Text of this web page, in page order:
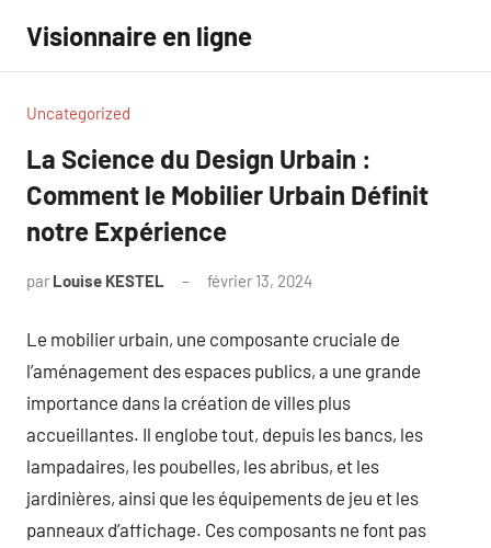
contenu
Visionnaire en ligne
Uncategorized
La Science du Design Urbain :
Comment le Mobilier Urbain Définit
notre Expérience
par Louise KESTEL février 13, 2024
Le mobilier urbain, une composante cruciale de
l’aménagement des espaces publics, a une grande
importance dans la création de villes plus
accueillantes. Il englobe tout, depuis les bancs, les
lampadaires, les poubelles, les abribus, et les
jardinières, ainsi que les équipements de jeu et les
panneaux d’affichage. Ces composants ne font pas